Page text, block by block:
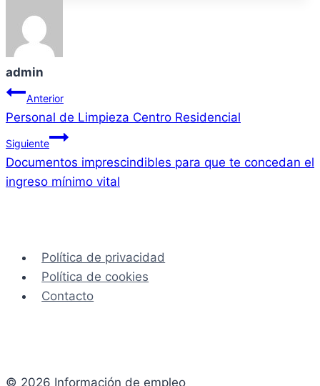
admin
Navegación
de
entradas
Anterior
Personal de Limpieza Centro Residencial
Siguiente
Documentos imprescindibles para que te concedan el
ingreso mínimo vital
Política de privacidad
Política de cookies
Contacto
© 2026 Información de empleo